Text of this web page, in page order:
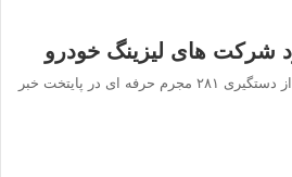
شرکت های لیزینگ خودرو
فرمانده انتظامی تهران بزرگ از دستگیری ۲۸۱ مجرم حرفه ای در پایتخت خبر